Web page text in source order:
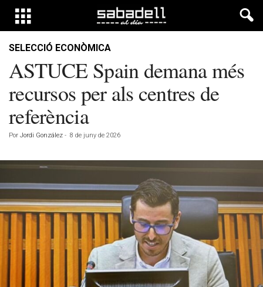
SELECCIÓ ECONÒMICA
ASTUCE Spain demana més
recursos per als centres de
referència
Por Jordi González - 8 de juny de 2026